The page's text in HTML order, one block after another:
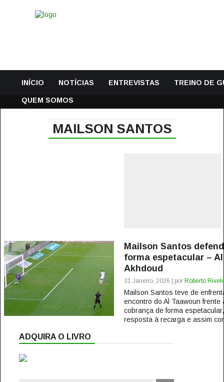
INÍCIO NOTÍCIAS ENTREVISTAS TREINO DE
QUEM SOMOS
MAILSON SANTOS
Mailson Santos
forma espetacular –
Akhdoud
31 Janeiro, 2026 | por Roberto
Mailson Santos teve de
encontro do Al Taawoun frente
cobrança de forma
resposta à recarga e assim
ADQUIRA O LIVRO